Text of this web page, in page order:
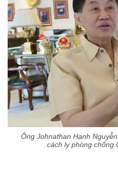
Ông Johnathan Hạnh
cách ly phòng chống